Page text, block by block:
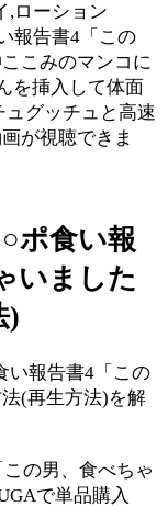
,ローション
報告書4「この
こみのマンコに
を挿入して体面
グッチュと高速
が視聴できま
ポ食い報
いました
)
い報告書4「この
(再生方法)を解
の男、食べちゃ
で単品購入